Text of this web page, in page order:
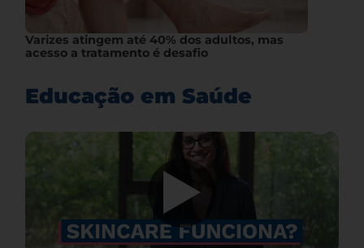
Varizes atingem até 40% dos adultos, mas
acesso a tratamento é desafio
Educação em Saúde